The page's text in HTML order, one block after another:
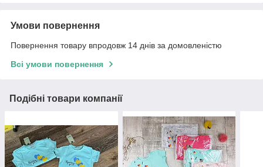
Умови повернення
Повернення товару впродовж 14 днів за домовленістю
Всі умови повернення
Подібні товари компанії